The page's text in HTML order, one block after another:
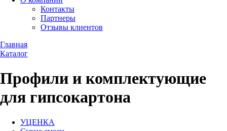
Контакты
Партнеры
Отзывы клиентов
Главная
Каталог
Профили и комплектующие
для гипсокартона
УЦЕНКА